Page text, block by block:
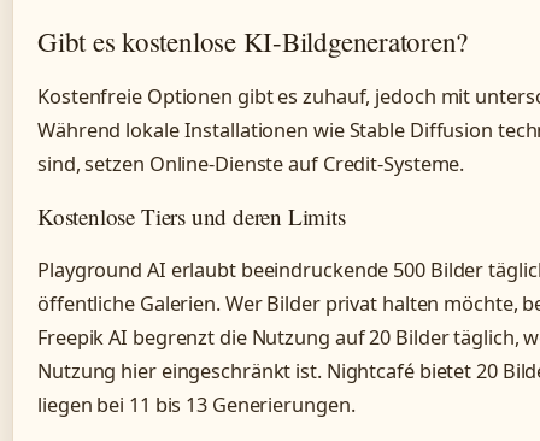
Gibt es kostenlose KI-Bildgeneratoren?
Kostenfreie Optionen gibt es zuhauf, jedoch mit
Während lokale Installationen wie Stable Diffusion
sind, setzen Online-Dienste auf Credit-Systeme.
Kostenlose Tiers und deren Limits
Playground AI erlaubt beeindruckende 500 Bilder
öffentliche Galerien. Wer Bilder privat halten möchte,
Freepik AI begrenzt die Nutzung auf 20 Bilder täglich,
Nutzung hier eingeschränkt ist. Nightcafé bietet 20
liegen bei 11 bis 13 Generierungen.